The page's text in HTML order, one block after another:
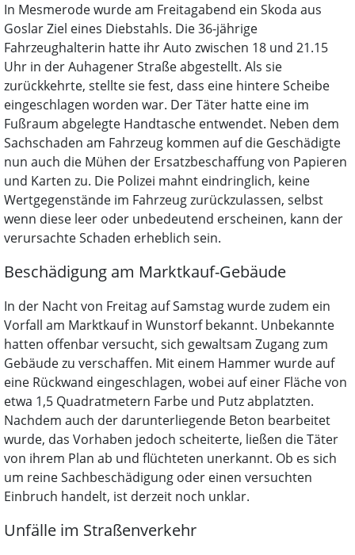
In Mesmerode wurde am Freitagabend ein Skoda aus
Goslar Ziel eines Diebstahls. Die 36-jährige
Fahrzeughalterin hatte ihr Auto zwischen 18 und 21.15
Uhr in der Auhagener Straße abgestellt. Als sie
zurückkehrte, stellte sie fest, dass eine hintere Scheibe
eingeschlagen worden war. Der Täter hatte eine im
Fußraum abgelegte Handtasche entwendet. Neben dem
Sachschaden am Fahrzeug kommen auf die Geschädigte
nun auch die Mühen der Ersatzbeschaffung von Papieren
und Karten zu. Die Polizei mahnt eindringlich, keine
Wertgegenstände im Fahrzeug zurückzulassen, selbst
wenn diese leer oder unbedeutend erscheinen, kann der
verursachte Schaden erheblich sein.
Beschädigung am Marktkauf-Gebäude
In der Nacht von Freitag auf Samstag wurde zudem ein
Vorfall am Marktkauf in Wunstorf bekannt. Unbekannte
hatten offenbar versucht, sich gewaltsam Zugang zum
Gebäude zu verschaffen. Mit einem Hammer wurde auf
eine Rückwand eingeschlagen, wobei auf einer Fläche von
etwa 1,5 Quadratmetern Farbe und Putz abplatzten.
Nachdem auch der darunterliegende Beton bearbeitet
wurde, das Vorhaben jedoch scheiterte, ließen die Täter
von ihrem Plan ab und flüchteten unerkannt. Ob es sich
um reine Sachbeschädigung oder einen versuchten
Einbruch handelt, ist derzeit noch unklar.
Unfälle im Straßenverkehr